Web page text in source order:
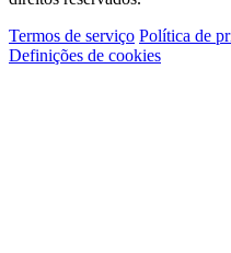
Termos de serviço Política de
Definições de cookies